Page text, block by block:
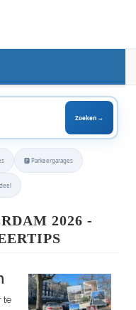
Zoeken →
🅿️ Parkeergarages
2026 -
te